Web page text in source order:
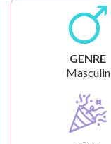
GENRE
Masculin